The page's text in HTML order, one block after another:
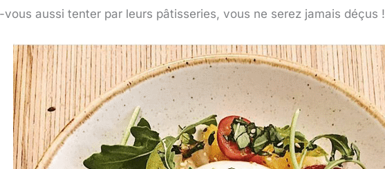
aussi tenter par leurs pâtisseries, vous ne serez jamais déçus !